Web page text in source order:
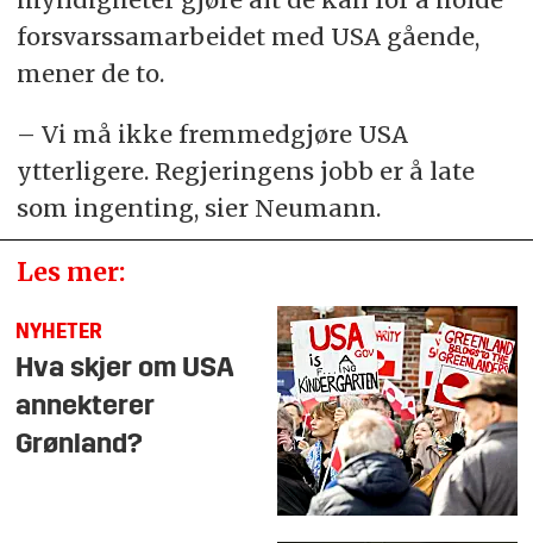
forsvarssamarbeidet med USA gående,
mener de to.
– Vi må ikke fremmedgjøre USA
ytterligere. Regjeringens jobb er å late
som ingenting, sier Neumann.
Les mer:
NYHETER
Hva skjer om USA
annekterer
Grønland?